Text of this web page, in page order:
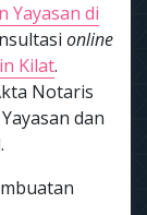
Yayasan di
online
Kilat.
Notaris
dan